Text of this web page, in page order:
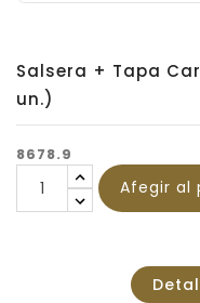
Salsera + Tapa
un.)
8678.9
Afegir al